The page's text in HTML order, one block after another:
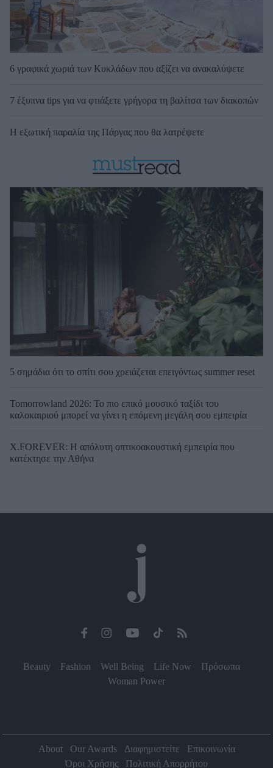
6 γραφικά χωριά των Κυκλάδων που αξίζει να ανακαλύψετε
7 έξυπνα tips για να φτιάξετε γρήγορα τη βαλίτσα των διακοπών
Η εξωτική παραλία της Πάργας που θα λατρέψετε
5 σημάδια ότι το σπίτι σου χρειάζεται επειγόντως summer reset
Tomorrowland 2026: Το πιο επικό μουσικό ταξίδι του
καλοκαιριού μπορεί να γίνει η επόμενη μεγάλη σου εμπειρία
X.FOREVER: Η απόλυτη οπτικοακουστική εμπειρία που
κατέκτησε την Αθήνα
Beauty Fashion Well Being Life Now
Πρόσωπα
Woman Power
About Our Awards Διαφημιστείτε
Επικοινωνία
Όροι Χρήσης
Πολιτική Απορρήτου